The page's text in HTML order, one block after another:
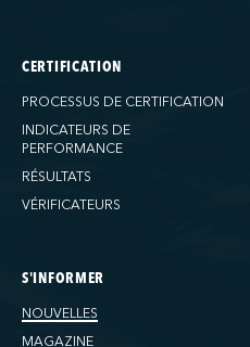
CERTIFICATION
PROCESSUS DE CERTIFICATION
INDICATEURS DE
PERFORMANCE
RÉSULTATS
VÉRIFICATEURS
S'INFORMER
NOUVELLES
MAGAZINE